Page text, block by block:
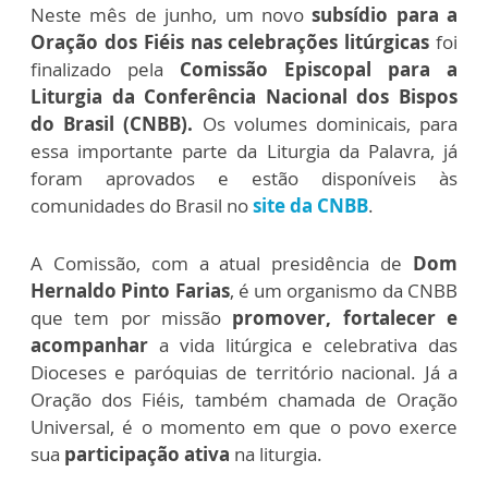
Neste mês de junho, um novosubsídio para a
Oração dos Fiéis nas celebrações litúrgicas foi
finalizado pela Comissão Episcopal para a
Liturgia da Conferência Nacional dos Bispos
do Brasil (CNBB). Os volumes dominicais, para
essa importante parte da Liturgia da Palavra, já
foram aprovados e estão disponíveis às
comunidades do Brasil nosite da CNBB.
A Comissão, com a atual presidência de Dom
Hernaldo Pinto Farias, é um organismo da CNBB
que tem por missão promover, fortalecer e
acompanhar a vida litúrgica e celebrativa das
Dioceses e paróquias de território nacional. Já a
Oração dos Fiéis, também chamada de Oração
Universal, é o momento em que o povo exerce
sua participação ativa na liturgia.